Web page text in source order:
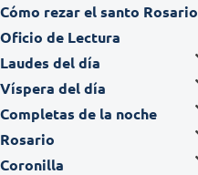
Cómo rezar el santo Rosario
Oficio de Lectura
Laudes del día
Víspera del día
Completas de la noche
Rosario
Coronilla